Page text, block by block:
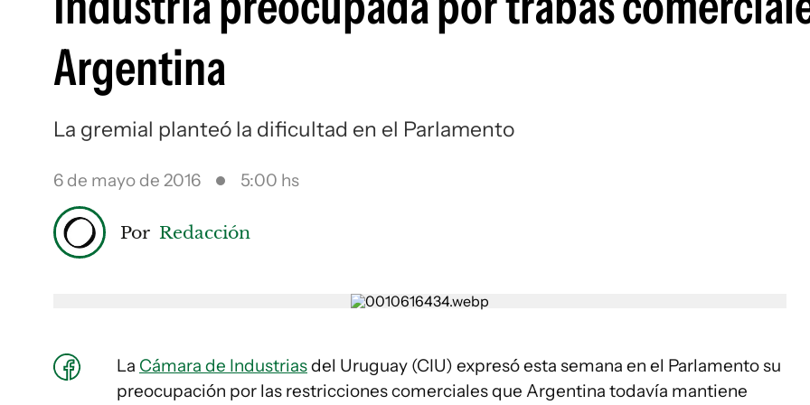
Argentina
La gremial planteó la dificultad en el Parlamento
6 de mayo de 2016 5:00 hs
Por Redacción
La Cámara de Industriasdel Uruguay (CIU) expresó esta semana en el Parlamento su
preocupación por las restricciones comerciales que Argentina todavía mantiene